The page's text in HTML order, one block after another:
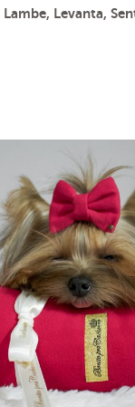
Lambe, Levanta,